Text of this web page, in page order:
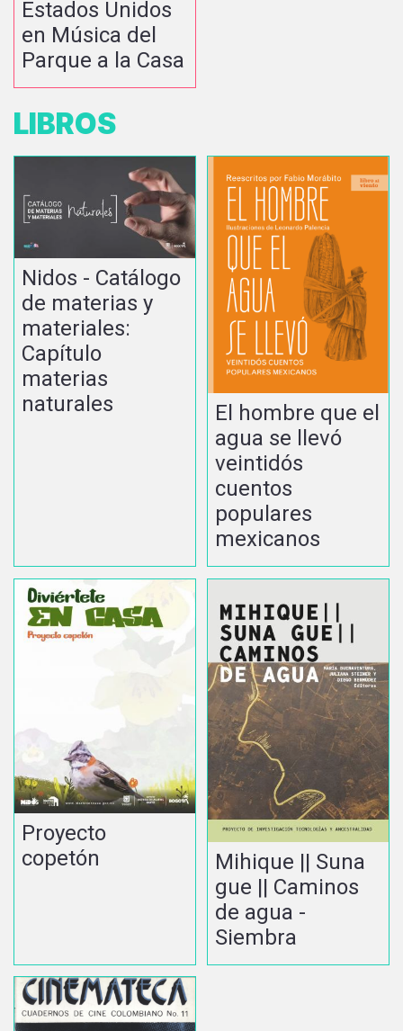
Estados Unidos
en Música del
Parque a la Casa
LIBROS
Nidos - Catálogo
de materias y
materiales:
Capítulo
materias
naturales
El hombre que el
agua se llevó
veintidós
cuentos
populares
mexicanos
Proyecto
copetón
Mihique || Suna
gue || Caminos
de agua -
Siembra